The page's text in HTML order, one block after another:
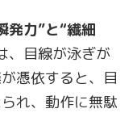
発力”と“繊細
、目線が泳ぎが
憑依すると、目
れ、動作に無駄